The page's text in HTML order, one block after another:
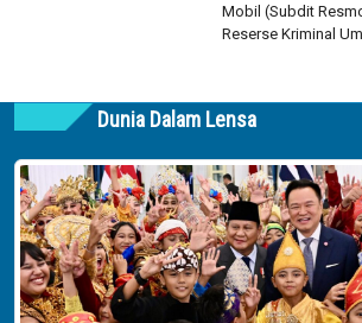
Mobil (Subdit
Reserse Kriminal
Dunia Dalam Lensa